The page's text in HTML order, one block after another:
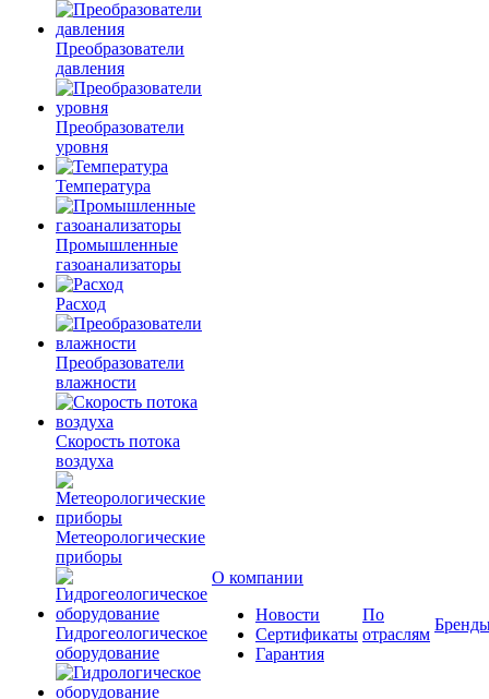
Преобразователи
давления
Преобразователи
уровня
Температура
Промышленные
газоанализаторы
Расход
Преобразователи
влажности
Скорость потока
воздуха
Метеорологические
приборы
Гидрогеологическое
оборудование
О компании
Новости
Сертификаты
Гарантия
По
отраслям